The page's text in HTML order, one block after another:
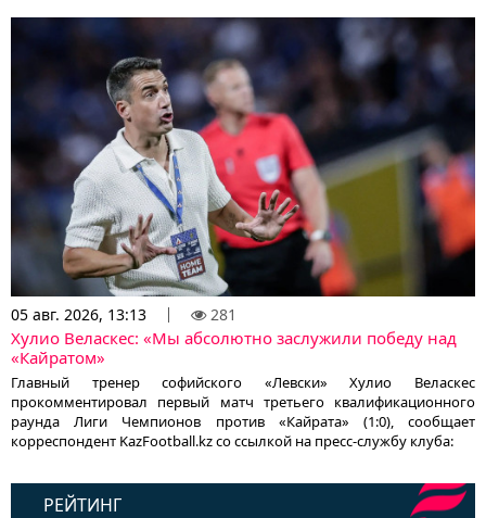
05 авг. 2026, 13:13 281
Хулио Веласкес: «Мы абсолютно заслужили победу над
«Кайратом»
Главный тренер софийского «Левски» Хулио Веласкес
прокомментировал первый матч третьего квалификационного
раунда Лиги Чемпионов против «Кайрата» (1:0), сообщает
корреспондент KazFootball.kz со ссылкой на пресс-службу клуба:
РЕЙТИНГ